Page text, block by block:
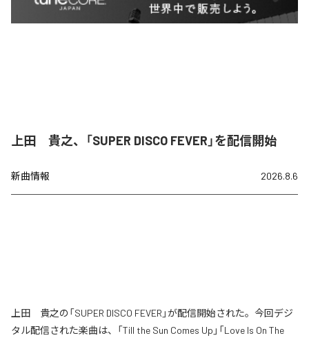
上田 貴之、「SUPER DISCO FEVER」を配信開始
新曲情報 2026.8.6
上田 貴之の「SUPER DISCO FEVER」が配信開始された。今回デジ
タル配信された楽曲は、「Till the Sun Comes Up」「Love Is On The